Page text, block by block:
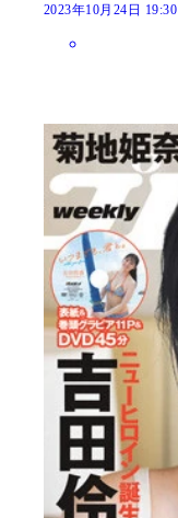
2023年10月24日 19:30